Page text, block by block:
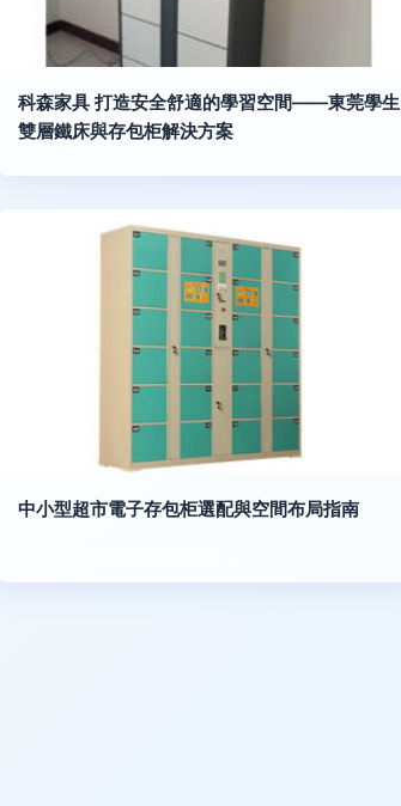
科森家具 打造安全舒適的學習空間——東莞學生
雙層鐵床與存包柜解決方案
中小型超市電子存包柜選配與空間布局指南